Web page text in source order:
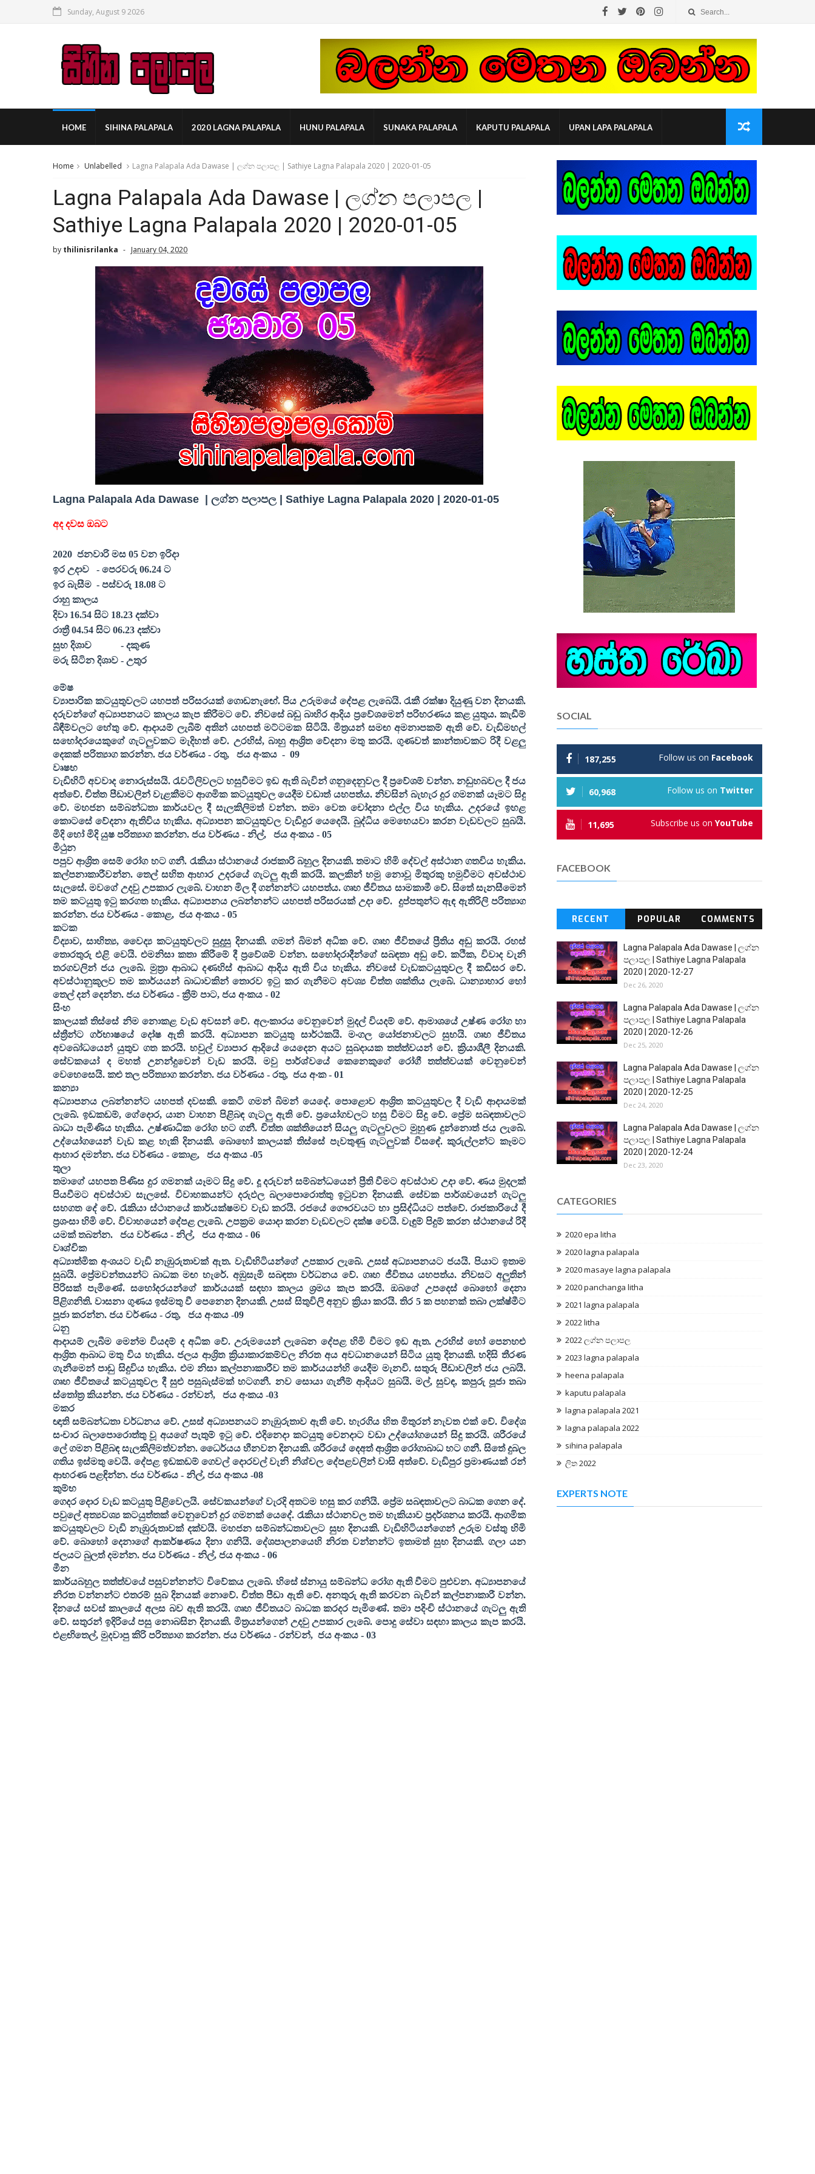
Sunday, August 9 2026
HOME SIHINA PALAPALA 2020 LAGNA PALAPALA HUNU PALAPALA SUNAKA PALAPALA KAPUTU PALAPALA UPAN LAPA PALAPALA
Home Unlabelled Lagna Palapala Ada Dawase | ලග්න පලාපල | Sathiye Lagna Palapala 2020 | 2020-01-05
Lagna Palapala Ada Dawase | ලග්න පලාපල |
Sathiye Lagna Palapala 2020 | 2020-01-05
by thilinisrilanka January 04, 2020
Lagna Palapala Ada Dawase | ලග්න පලාපල | Sathiye Lagna Palapala 2020 | 2020-01-05
අද දවස ඔබට
2020 ජනවාරි මස 05 වන ඉරිදා
ඉර උදාව
- පෙරවරු 06.24 ට
ඉර බැසීම - පස්වරු 18.08 ට
රාහු කාලය
දිවා 16.54 සිට 18.23 දක්වා
රාත්‍රී 04.54 සිට 06.23 දක්වා
සුභ දිශාව
- දකුණ
මරු සිටින දිශාව - උතුර
මේෂ
ව්‍යාපාරික කටයුතුවලට යහපත් පරිසරයක් ගොඩනැඟේ. පිය උරුමයේ දේපළ ලැබෙයි. රැකී රක්ෂා දියුණු වන දිනයකි.
දරුවන්ගේ අධ්‍යාපනයට කාලය කැප කිරීමට වේ. නිවසේ බඩු බාහිර ආදිය ප්‍රවේශමෙන් පරිහරණය කළ යුතුය. කැඩීම්
බිඳීම්වලට හේතු වේ. ආදායම් ලැබීම් අතින් යහපත් මට්ටමක සිටියි. මිත්‍රයන් සමඟ අමනාපකම් ඇති වේ. වැඩිමහල්
සහෝදරයෙකුගේ ගැටලුවකට මැදිහත් වේ. උරහිස්, බාහු ආශ්‍රිත වේදනා මතු කරයි. ගුණවත් කාන්තාවකට රිදී වළලු
දෙකක් පරිත්‍යාග කරන්න. ජය වර්ණය - රතු, ජය අංකය - 09
වෘෂභ
වැඩිහිටි අවවාද නොරුස්සයි. රැවටිලිවලට හසුවීමට ඉඩ ඇති බැවින් ගනුදෙනුවල දී ප්‍රවේශම් වන්න. නඩුහබවල දී ජය
අත්වේ. චිත්ත පීඩාවලින් වැළකීමට ආගමික කටයුතුවල යෙදීම වඩාත් යහපත්ය. නිවසින් බැහැර දුර ගමනක් යෑමට සිදු
වේ. මහජන සම්බන්ධතා කාර්යවල දී සැලකිලිමත් වන්න. තමා වෙත චෝදනා එල්ල විය හැකිය. උදරයේ ඉහළ
කොටසේ වේදනා ඇතිවිය හැකිය. අධ්‍යාපන කටයුතුවල වැඩිදුර යෙදෙයි. බුද්ධිය මෙහෙයවා කරන වැඩවලට සුබයි.
මිදි හෝ මිදි යුෂ පරිත්‍යාග කරන්න. ජය වර්ණය - නිල්, ජය අංකය - 05
මිථුන
පපුව ආශ්‍රිත සෙම් රෝග හට ගනී. රැකියා ස්ථානයේ රාජකාරි බහුල දිනයකි. තමාට හිමි දේවල් අස්ථාන ගතවිය හැකිය.
කල්පනාකාරීවන්න. තෙල් සහිත ආහාර උදරයේ ගැටලු ඇති කරයි. කලකින් හමු නොවූ මිතුරකු හමුවීමට අවස්ථාව
සැලසේ. මවගේ උදවු උපකාර ලැබේ. වාහන මිල දී ගන්නන්ට යහපත්ය. ගෘහ ජීවිතය සාමකාමී වේ. සිතේ සැනසීමෙන්
තම කටයුතු ඉටු කරගත හැකිය. අධ්‍යාපනය ලබන්නන්ට යහපත් පරිසරයක් උදා වේ. දුප්පතුන්ට ඇඳ ඇතිරිලි පරිත්‍යාග
කරන්න. ජය වර්ණය - කොළ, ජය අංකය - 05
කටක
විද්‍යාව, සාහිත්‍ය, වෛද්‍ය කටයුතුවලට සුදුසු දිනයකි. ගමන් බිමන් අධික වේ. ගෘහ ජීවිතයේ ප්‍රීතිය අඩු කරයි. රහස්
තොරතුරු එළි වෙයි. එමනිසා කතා කිරීමේ දී ප්‍රවේශම් වන්න. සහෝදරාදීන්ගේ සබඳතා අඩු වේ. කථික, විවාද වැනි
තරගවලින් ජය ලැබේ. මුත්‍රා ආබාධ දණහිස් ආබාධ ආදිය ඇති විය හැකිය. නිවසේ වැඩකටයුතුවල දී කඩිසර වේ.
අවස්ථානුකූලව තම කාර්යයන් බාධාවකින් තොරව ඉටු කර ගැනීමට අවශ්‍ය චිත්ත ශක්තිය ලැබේ. ධාන්‍යාහාර හෝ
තෙල් දන් දෙන්න. ජය වර්ණය - ක්‍රීම් පාට, ජය අංකය - 02
සිංහ
කාලයක් තිස්සේ නිම නොකළ වැඩ අවසන් වේ. අලංකාරය වෙනුවෙන් මුදල් වියදම් වේ. ආමාශයේ උෂ්ණ රෝග හා
ස්ත්‍රීන්ට ගර්භාෂයේ දෝෂ ඇති කරයි. අධ්‍යාපන කටයුතු සාර්ථකයි. මංගල යෝජනාවලට සුභයි. ගෘහ ජීවිතය
අවබෝධයෙන් යුතුව ගත කරයි. හවුල් ව්‍යාපාර ආදියේ යෙදෙන අයට සුබදායක තත්ත්වයන් වේ. ක්‍රියාශීලී දිනයකි.
සේවකයෝ ද මහත් උනන්දුවෙන් වැඩ කරයි. මවු පාර්ශ්වයේ කෙනෙකුගේ රෝගී තත්ත්වයක් වෙනුවෙන්
වෙහෙසෙයි. කළු තල පරිත්‍යාග කරන්න. ජය වර්ණය - රතු, ජය අංක - 01
කන්‍යා
අධ්‍යාපනය ලබන්නන්ට යහපත් දවසකි. කෙටි ගමන් බිමන් යෙදේ. පොළොව ආශ්‍රිත කටයුතුවල දී වැඩි ආදායමක්
ලැබේ. ඉඩකඩම්, ගේදොර, යාන වාහන පිළිබඳ ගැටලු ඇති වේ. ප්‍රයෝගවලට හසු වීමට සිදු වේ. ප්‍රේම සබඳතාවලට
බාධා පැමිණිය හැකිය. උෂ්ණාධික රෝග හට ගනී. චිත්ත ශක්තියෙන් සියලු ගැටලුවලට මුහුණ දුන්නොත් ජය ලැබේ.
උද්යෝගයෙන් වැඩ කළ හැකි දිනයකි. බොහෝ කාලයක් තිස්සේ පැවතුණු ගැටලුවක් විසඳේ. කුරුල්ලන්ට කෑමට
ආහාර දමන්න. ජය වර්ණය - කොළ, ජය අංකය -05
තුලා
තමාගේ යහපත පිණිස දුර ගමනක් යෑමට සිදු වේ. දූ දරුවන් සම්බන්ධයෙන් ප්‍රීති වීමට අවස්ථාව උදා වේ. ණය මුදලක්
පියවීමට අවස්ථාව සැලසේ. විවාහකයන්ට දරුඵල බලාපොරොත්තු ඉටුවන දිනයකි. සේවක පාර්ශවයෙන් ගැටලු
සහගත දේ වේ. රැකියා ස්ථානයේ කාර්යක්ෂමව වැඩ කරයි. රජයේ ගෞරවයට හා ප්‍රසිද්ධියට පත්වේ. රාජකාරියේ දී
ප්‍රශංසා හිමි වේ. විවාහයෙන් දේපළ ලැබේ. උපක්‍රම යොදා කරන වැඩවලට දක්ෂ වෙයි. වැඳුම් පිදුම් කරන ස්ථානයේ රිදී
යමක් තබන්න.
ජය වර්ණය - නිල්, ජය අංකය - 06
වෘශ්චික
අධ්‍යාත්මික අංශයට වැඩි නැඹුරුතාවක් ඇත. වැඩිහිටියන්ගේ උපකාර ලැබේ. උසස් අධ්‍යාපනයට ජයයි. පියාට ඉතාම
සුබයි. ප්‍රේමවන්තයන්ට බාධක මඟ හැරේ. අඹුසැමි සබඳතා වර්ධනය වේ. ගෘහ ජීවිතය යහපත්ය. නිවසට අලුතින්
පිරිසක් පැමිණේ. සහෝදරයන්ගේ කාර්යයක් සඳහා කාලය ශ්‍රමය කැප කරයි. ඔබගේ උපදෙස් බොහෝ දෙනා
පිළිගනිති. වාසනා ගුණය ඉස්මතු වී පෙනෙන දිනයකි. උසස් සිතුවිලි අනුව ක්‍රියා කරයි. තිර 5ක පහනක් තබා ලක්ෂ්මීට
පූජා කරන්න. ජය වර්ණය - රතු, ජය අංකය -09
ධනු
ආදායම් ලැබීම මෙන්ම වියදම් ද අධික වේ. උරුමයෙන් ලැබෙන දේපළ හිමි වීමට ඉඩ ඇත. උරහිස් හෝ පෙනහළු
ආශ්‍රිත ආබාධ මතු විය හැකිය. ජලය ආශ්‍රිත ක්‍රියාකාරකම්වල නිරත අය අවධාන‍යෙන් සිටිය යුතු දිනයකි. හදිසි තීරණ
ගැනීමෙන් පාඩු සිදුවිය හැකිය. එම නිසා කල්පනාකාරීව තම කාර්යයන්හි යෙදීම මැනවි. සතුරු පීඩාවලින් ජය ලබයි.
ගෘහ ජීවිතයේ කටයුතුවල දී සුළු පසුබැස්මක් හටගනී. නව සොයා ගැනීම් ආදියට සුබයි. මල්,සුවඳ, කපුරු පූජා තබා
ස්තෝත්‍ර කියන්න. ජය වර්ණය - රන්වන්, ජය අංකය -03
මකර
ඥාති සම්බන්ධතා වර්ධනය වේ. උසස් අධ්‍යාපනයට නැඹුරුතාව ඇති වේ. හැරගිය හිත මිතුරන් නැවත එක් වේ. විදේශ
සංචාර බලාපොරොත්තු වූ අයගේ පැතුම් ඉටු වේ. එදිනෙදා කටයුතු වෙනදාට වඩා උද්යෝගයෙන් සිදු කරයි. ශරීරයේ
ලේ ගමන පිළිබඳ සැලකිලිමත්වන්න. ධෛර්යය හීනවන දිනයකි. ශරීරයේ දෙඅත් ආශ්‍රිත රෝගාබාධ හට ගනී. සිතේ දුබල
ගතිය ඉස්මතු වෙයි. දේපළ ඉඩකඩම් ගෙවල් දොරවල් වැනි නිශ්චල දේපළවලින් වාසි අත්වේ. වැඩිපුර ප්‍රමාණයක් රන්
ආභරණ පළඳින්න. ජය වර්ණය - නිල්, ජය අංකය -08
කුම්භ
ගෙදර දොර වැඩ කටයුතු පිළිවෙලයි. සේවකයන්ගේ වැරදි අතටම හසු කර ගනියි. ප්‍රේම සබඳතාවලට බාධක ගෙන දේ.
පවුලේ අත්‍යවශ්‍ය කටයුත්තක් වෙනුවෙන් දුර ගමනක් යෙදේ. රැකියා ස්ථානවල තම හැකියාව ප්‍රදර්ශනය කරයි. ආගමික
කටයුතුවලට වැඩි නැඹුරුතාවක් දක්වයි. මහජන සම්බන්ධතාවලට සුභ දිනයකි. වැඩිහිටියන්ගෙන් උරුම වස්තු හිමි
වේ. බොහෝ දෙනාගේ ආකර්ෂණය දිනා ගනියි. දේශපාලනයෙහි නිරත වන්නන්ට ඉතාමත් සුභ දිනයකි. ගලා යන
ජලයට බුලත් දමන්න. ජය වර්ණය - නිල්, ජය අංකය - 06
මීන
කාර්යබහුල තත්ත්වයේ පසුවන්නන්ට විවේකය ලැබේ. හිසේ ස්නායු සම්බන්ධ රෝග ඇති වීමට පුළුවන. අධ්‍යාපනයේ
නිරත වන්නන්ට එතරම් සුබ දිනයක් නොවේ. චිත්ත පීඩා ඇති වේ. අනතුරු ඇති කරවන බැවින් කල්පනාකාරී වන්න.
දිනයේ සවස් කාලයේ අලස බව ඇති කරයි. ගෘහ ජීවිතයට බාධක කරදර පැමිණේ. තමා පදිංචි ස්ථානයේ ගැටලු ඇති
වේ. සතුරන් ඉදිරියේ පසු නොබසින දිනයකි. මිත්‍රයන්ගෙන් උදවු උපකාර ලැබේ. පොදු සේවා සඳහා කාලය කැප කරයි.
එළඟිතෙල්, මුදවාපු කිරි පරිත්‍යාග කරන්න. ජය වර්ණය - රන්වන්, ජය අංකය - 03
SOCIAL
187,255 Follow us on Facebook
60,968 Follow us on Twitter
11,695 Subscribe us on YouTube
FACEBOOK
RECENT POPULAR COMMENTS
Lagna Palapala Ada Dawase | ලග්න
පලාපල | Sathiye Lagna Palapala
2020 | 2020-12-27
Dec 26, 2020
Lagna Palapala Ada Dawase | ලග්න
පලාපල | Sathiye Lagna Palapala
2020 | 2020-12-26
Dec 25, 2020
Lagna Palapala Ada Dawase | ලග්න
පලාපල | Sathiye Lagna Palapala
2020 | 2020-12-25
Dec 24, 2020
Lagna Palapala Ada Dawase | ලග්න
පලාපල | Sathiye Lagna Palapala
2020 | 2020-12-24
Dec 23, 2020
CATEGORIES
2020 epa litha
2020 lagna palapala
2020 masaye lagna palapala
2020 panchanga litha
2021 lagna palapala
2022 litha
2022 ලග්න පලාපල
2023 lagna palapala
heena palapala
kaputu palapala
lagna palapala 2021
lagna palapala 2022
sihina palapala
ලිත 2022
EXPERTS NOTE